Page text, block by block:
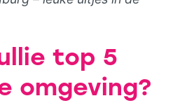
top 5
omgeving?